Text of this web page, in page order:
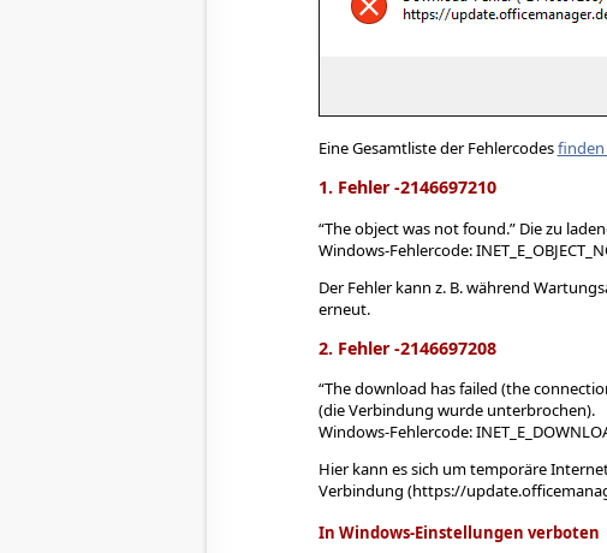
Eine Gesamtliste der Fehlercodesfinden
1. Fehler -2146697210
The object was not found. Die zu
Windows-Fehlercode:
Der Fehler kann z. B. während
erneut.
2. Fehler -2146697208
The download has failed (the
(die Verbindung wurde unterbrochen).
Windows-Fehlercode:
Hier kann es sich um temporäre
Verbindung (https://
In Windows-Einstellungen verboten